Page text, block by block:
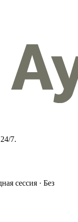
7.
сессия · Без